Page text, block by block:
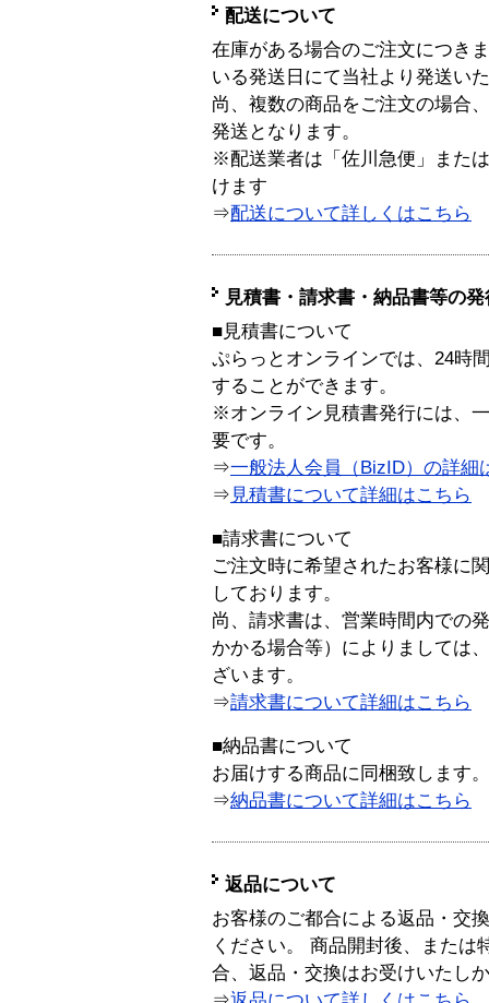
配送について
在庫がある場合のご注文につき
いる発送日にて当社より発送い
尚、複数の商品をご注文の場合
発送となります。
※配送業者は「佐川急便」また
けます
⇒配送について詳しくはこちら
見積書・請求書・納品書等の
■見積書について
ぷらっとオンラインでは、24時
することができます。
※オンライン見積書発行には、
要です。
⇒一般法人会員（BizID）の詳細
⇒ 見積書について詳細はこちら
■請求書について
ご注文時に希望されたお客様に
しております。
尚、請求書は、営業時間内での
かかる場合等）によりましては
ざいます。
⇒請求書について詳細はこちら
■納品書について
お届けする商品に同梱致します。
⇒納品書について詳細はこちら
返品について
お客様のご都合による返品・交
ください。 商品開封後、または
合、返品・交換はお受けいたし